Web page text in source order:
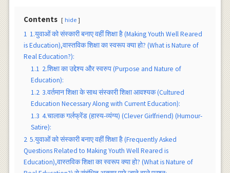
Contents hide
1 1.युवाओं को संस्कारी बनाए वहीं शिक्षा है (Making Youth Well Reared
is Education),वास्तविक शिक्षा का स्वरूप क्या हो? (What is Nature of
Real Education?):
1.1 2.शिक्षा का उद्देश्य और स्वरुप (Purpose and Nature of
Education):
1.2 3.वर्तमान शिक्षा के साथ संस्कारी शिक्षा आवश्यक (Cultured
Education Necessary Along with Current Education):
1.3 4.चालाक गर्लफ्रेंड (हास्य-व्यंग्य) (Clever Girlfriend) (Humour-
Satire):
2 5.युवाओं को संस्कारी बनाए वहीं शिक्षा है (Frequently Asked
Questions Related to Making Youth Well Reared is
Education),वास्तविक शिक्षा का स्वरूप क्या हो? (What is Nature of